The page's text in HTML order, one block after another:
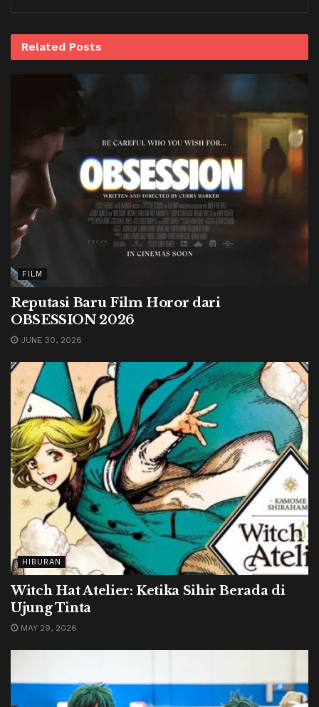
Related Posts
FILM
Reputasi Baru Film Horor dari
OBSESSION 2026
JUNE 30, 2026
HIBURAN
Witch Hat Atelier: Ketika Sihir Berada di
Ujung Tinta
MAY 29, 2026